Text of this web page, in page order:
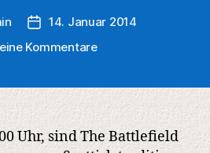
Veröffentlichungsdatum
14. Januar 2014
Kommentarezu
Band
Burghaus
Bielstein
Uhr, sind The Battlefield